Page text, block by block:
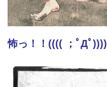
怖っ！！(((( ；ﾟДﾟ))))